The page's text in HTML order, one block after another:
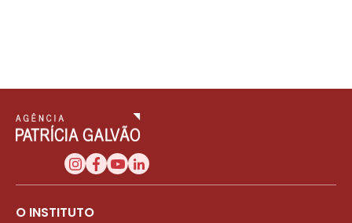
O INSTITUTO